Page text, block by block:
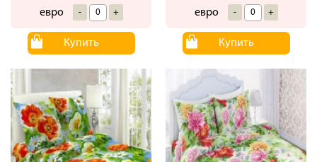
евро - +
Купить
евро - +
Купить